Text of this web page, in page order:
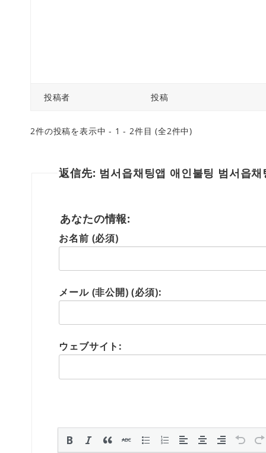
投稿者 投稿
2件の投稿を表示中 - 1 - 2件目 (全2件中)
返信先: 범서읍채팅앱 애인불팅 범서읍채
あなたの情報:
お名前 (必須)
メール (非公開) (必須):
ウェブサイト: